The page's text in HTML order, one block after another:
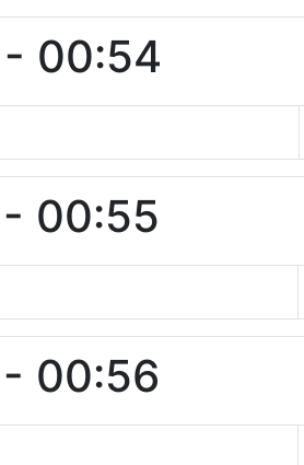
00:54
00:55
00:56